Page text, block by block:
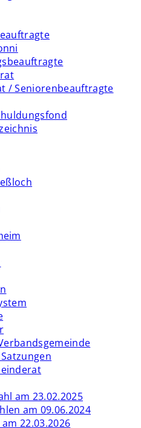
/ Seniorenbeauftragte
am 23.02.2025
am 09.06.2024
22.03.2026